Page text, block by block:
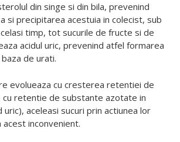
din singe si din bila, prevenind
si precipitarea acestuia in colecist, sub
timp, tot sucurile de fructe si de
acidul uric, prevenind atfel formarea
de urati.
evolueaza cu cresterea retentiei de
cu retentie de substante azotate in
uric), aceleasi sucuri prin actiunea lor
inconvenient.